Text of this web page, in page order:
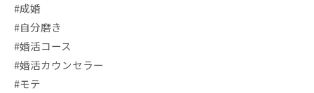
#成婚
#自分磨き
#婚活コース
#婚活カウンセラー
#モテ